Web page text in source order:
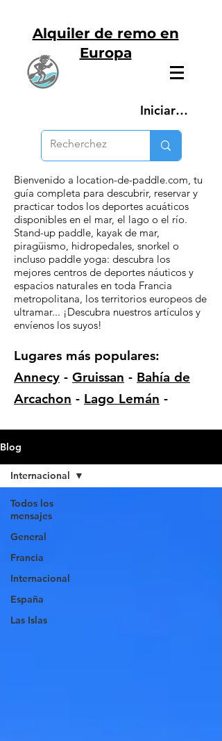
Alquiler de remo en
Europa
Iniciar sesión
Bienvenido a location-de-paddle.com, tu
guía completa para descubrir, reservar y
practicar todos los deportes acuáticos
disponibles en el mar, el lago o el río.
Stand-up paddle, kayak de mar,
piragüismo, hidropedales, snorkel o
incluso paddle yoga: descubra los
mejores centros de deportes náuticos y
espacios naturales en toda Francia
metropolitana, los territorios europeos de
ultramar... ¡Descubra nuestros artículos y
envíenos los suyos!
Lugares más populares:
Annecy - Gruissan - Bahía de
Arcachon - Lago Lemán -
Blog
Todos los
mensajes
General
Francia
Internacional
España
Las Islas
Internacional